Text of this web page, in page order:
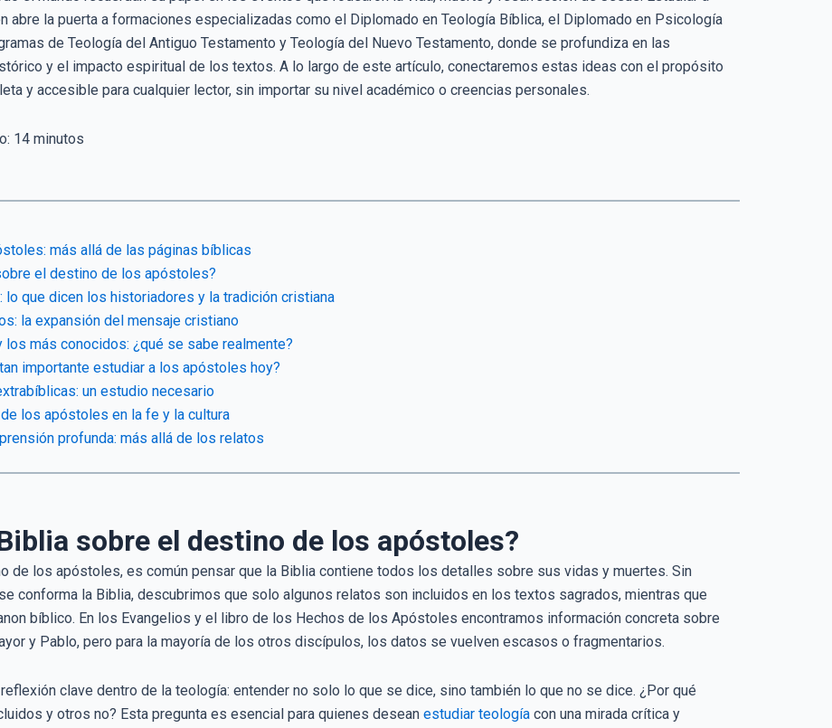
abre la puerta a formaciones especializadas como el Diplomado en Teología Bíblica, el Diplomado en Psicología
de Teología del Antiguo Testamento y Teología del Nuevo Testamento, donde se profundiza en las
y el impacto espiritual de los textos. A lo largo de este artículo, conectaremos estas ideas con el propósito
y accesible para cualquier lector, sin importar su nivel académico o creencias personales.
14 minutos
más allá de las páginas bíblicas
el destino de los apóstoles?
lo que dicen los historiadores y la tradición cristiana
la expansión del mensaje cristiano
los más conocidos: ¿qué se sabe realmente?
importante estudiar a los apóstoles hoy?
un estudio necesario
los apóstoles en la fe y la cultura
profunda: más allá de los relatos
sobre el destino de los apóstoles?
de los apóstoles, es común pensar que la Biblia contiene todos los detalles sobre sus vidas y muertes. Sin
conforma la Biblia, descubrimos que solo algunos relatos son incluidos en los textos sagrados, mientras que
bíblico. En los Evangelios y el libro de los Hechos de los Apóstoles encontramos información concreta sobre
y Pablo, pero para la mayoría de los otros discípulos, los datos se vuelven escasos o fragmentarios.
clave dentro de la teología: entender no solo lo que se dice, sino también lo que no se dice. ¿Por qué
y otros no? Esta pregunta es esencial para quienes desean estudiar teología con una mirada crítica y